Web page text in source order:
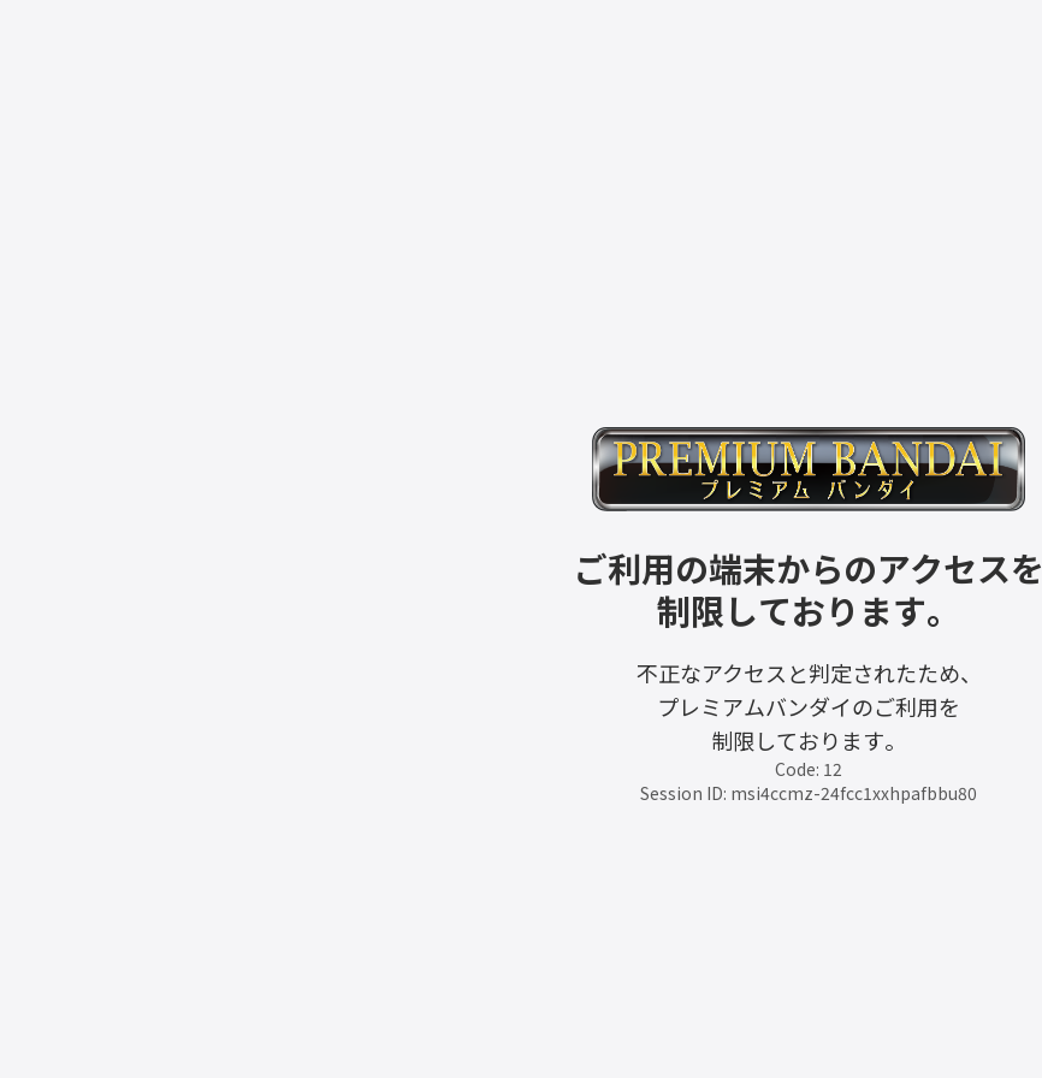
ご利用の端末からのアクセスを
制限しております。
不正なアクセスと判定されたため、
プレミアムバンダイのご利用を
制限しております。
Code: 12
Session ID: msi4ccmz-24fcc1xxhpafbbu80